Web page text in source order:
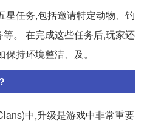
星任务,包括邀请特定动物、钓
。 在完成这些任务后,玩家还
持环境整洁、及。
中,升级是游戏中非常重要